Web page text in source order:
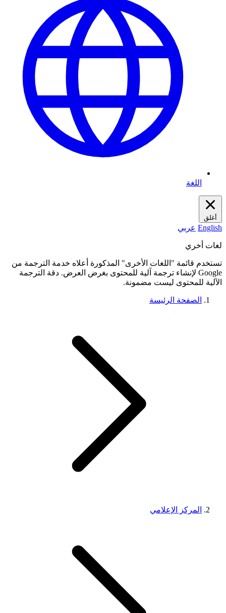
اللغة
أغلق
English عربي
لغات أخري
تستخدم قائمة "اللغات الأخرى" المذكورة أعلاه خدمة الترجمة من
Google لإنشاء ترجمة آلية للمحتوى بغرض العرض. دقة الترجمة
الآلية للمحتوى ليست مضمونة.
الصفحة الرئيسة
المركز الإعلامي